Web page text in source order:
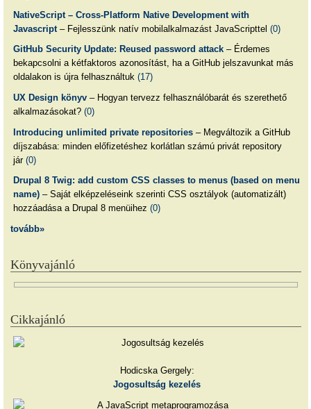
NativeScript – Cross-Platform Native Development with
Javascript– Fejlesszünk natív mobilalkalmazást JavaScripttel (0)
GitHub Security Update: Reused password attack– Érdemes
bekapcsolni a kétfaktoros azonosítást, ha a GitHub jelszavunkat más
oldalakon is újra felhasználtuk (17)
UX Design könyv– Hogyan tervezz felhasználóbarát és szerethető
alkalmazásokat? (0)
Introducing unlimited private repositories– Megváltozik a GitHub
díjszabása: minden előfizetéshez korlátlan számú privát repository
jár (0)
Drupal 8 Twig: add custom CSS classes to menus (based on menu
name)– Saját elképzeléseink szerinti CSS osztályok (automatizált)
hozzáadása a Drupal 8 menüihez (0)
tovább»
Könyvajánló
Cikkajánló
Hodicska Gergely:
Jogosultság kezelés